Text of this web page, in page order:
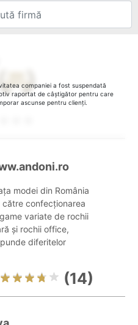
companiei a fost suspendată
raportat de câștigător pentru care
ascunse pentru clienți.
modei din România
confecționarea
variate de rochii
și rochii office,
diferitelor
(14)